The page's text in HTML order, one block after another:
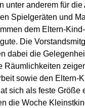
unter anderem für die
Spielgeräten und
dem Eltern-
Die
dabei die
Räumlichkeiten
sowie den Eltern-
sich als feste Größe
die Woche